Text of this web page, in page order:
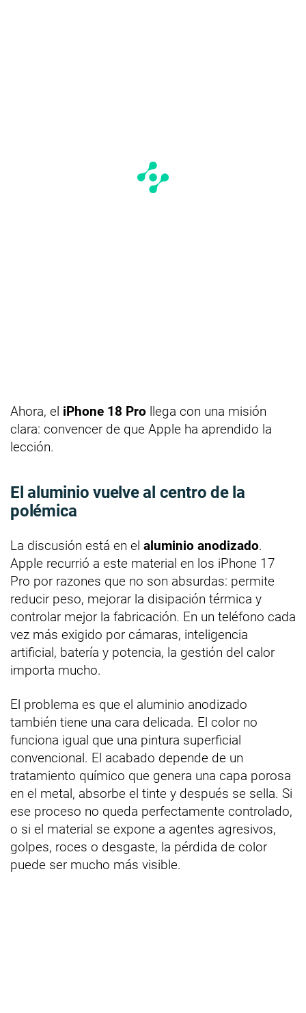
Ahora, el iPhone 18 Pro llega con una misión
clara: convencer de que Apple ha aprendido la
lección.
El aluminio vuelve al centro de la
polémica
La discusión está en el aluminio anodizado.
Apple recurrió a este material en los iPhone 17
Pro por razones que no son absurdas: permite
reducir peso, mejorar la disipación térmica y
controlar mejor la fabricación. En un teléfono cada
vez más exigido por cámaras, inteligencia
artificial, batería y potencia, la gestión del calor
importa mucho.
El problema es que el aluminio anodizado
también tiene una cara delicada. El color no
funciona igual que una pintura superficial
convencional. El acabado depende de un
tratamiento químico que genera una capa porosa
en el metal, absorbe el tinte y después se sella. Si
ese proceso no queda perfectamente controlado,
o si el material se expone a agentes agresivos,
golpes, roces o desgaste, la pérdida de color
puede ser mucho más visible.